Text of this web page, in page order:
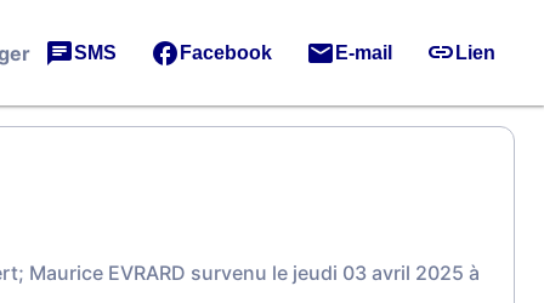
SMS Facebook E-mail Lien
Maurice EVRARD survenu le jeudi 03 avril 2025 à